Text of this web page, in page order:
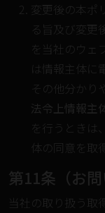
変更後の本ポ
る旨及び変更
を当社のウェ
は情報主体
その他分かり
法令上情報主
を行うときは
体の同意を取
第11条（お問
当社の取り扱う